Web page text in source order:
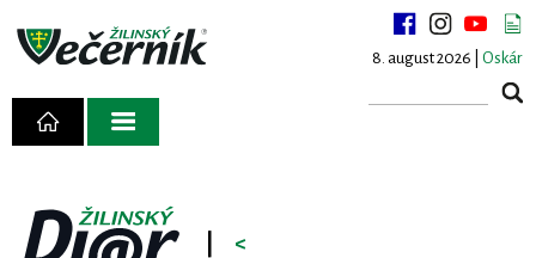
8. august 2026 | Oskár
<